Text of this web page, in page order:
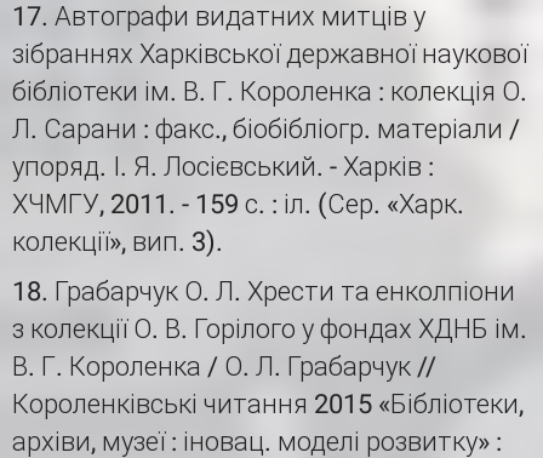
17. Автографи видатних митців у
зібраннях Харківської державної наукової
бібліотеки ім. В. Г. Короленка : колекція О.
Л. Сарани : факс., біобібліогр. матеріали /
упоряд. І. Я. Лосієвський. - Харків :
ХЧМГУ, 2011. - 159 с. : іл. (Сер. «Харк.
колекції», вип. 3).
18. Грабарчук О. Л. Хрести та енколпіони
з колекції О. В. Горілого у фондах ХДНБ ім.
В. Г. Короленка / О. Л. Грабарчук //
Короленківські читання 2015 «Бібліотеки,
архіви, музеї : іновац. моделі розвитку» :